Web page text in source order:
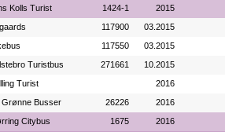
Kolls Turist 1424-1 2015
117900 03.2015
117550 03.2015
Turistbus 271661 10.2015
Turist 2016
Grønne Busser 26226 2016
Citybus 1675 2016